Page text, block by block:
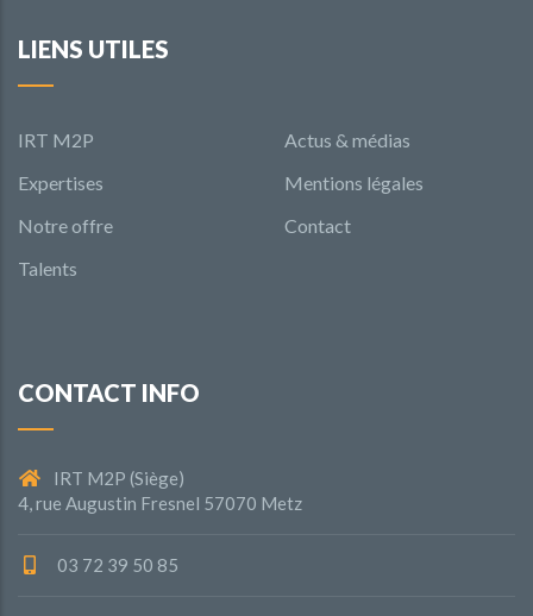
LIENS UTILES
IRT M2P
Expertises
Notre offre
Talents
Actus & médias
Mentions légales
Contact
CONTACT INFO
IRT M2P (Siège)
4, rue Augustin Fresnel 57070 Metz
03 72 39 50 85